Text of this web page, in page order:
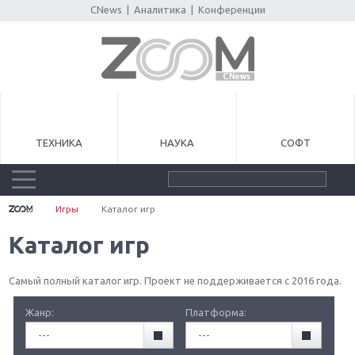
CNews Аналитика Конференции
ТЕХНИКА НАУКА СОФТ
Игры Каталог игр
Каталог игр
Самый полный каталог игр. Проект не поддерживается с 2016 года.
Жанр:
---
Платформа:
---